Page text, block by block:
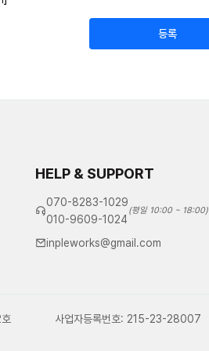
HELP & SUPPORT
070-8283-1029
010-9609-1024
(평일 10:00 ~ 18:00)
inpleworks@gmail.com
사업자등록번호: 215-23-28007